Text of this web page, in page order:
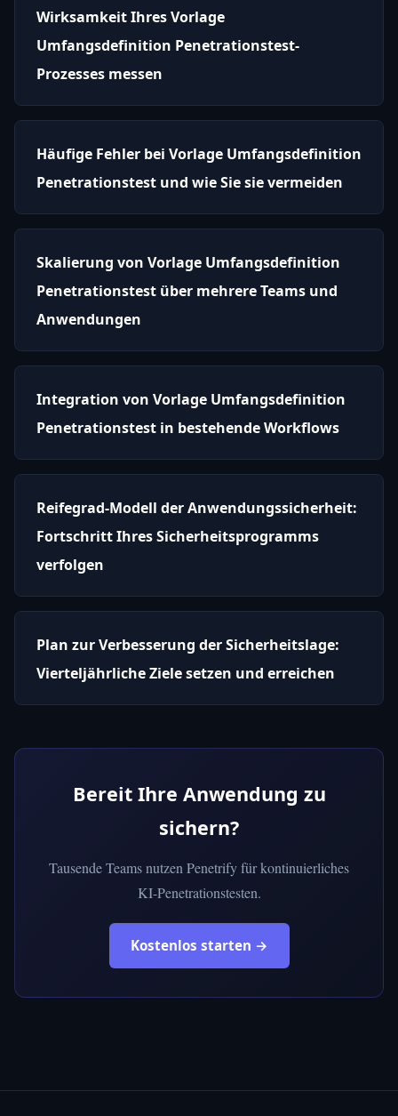
Wirksamkeit Ihres Vorlage
Umfangsdefinition Penetrationstest-
Prozesses messen
Häufige Fehler bei Vorlage Umfangsdefinition
Penetrationstest und wie Sie sie vermeiden
Skalierung von Vorlage Umfangsdefinition
Penetrationstest über mehrere Teams und
Anwendungen
Integration von Vorlage Umfangsdefinition
Penetrationstest in bestehende Workflows
Reifegrad-Modell der Anwendungssicherheit:
Fortschritt Ihres Sicherheitsprogramms
verfolgen
Plan zur Verbesserung der Sicherheitslage:
Vierteljährliche Ziele setzen und erreichen
Bereit Ihre Anwendung zu
sichern?
Tausende Teams nutzen Penetrify für kontinuierliches
KI-Penetrationstesten.
Kostenlos starten →